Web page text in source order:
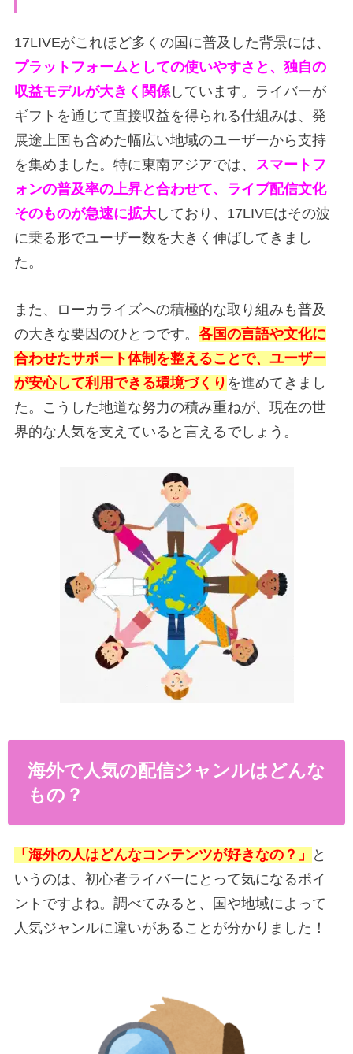
17LIVEがこれほど多くの国に普及した背景には、
プラットフォームとしての使いやすさと、独自の
収益モデルが大きく関係しています。ライバーが
ギフトを通じて直接収益を得られる仕組みは、発
展途上国も含めた幅広い地域のユーザーから支持
を集めました。特に東南アジアでは、 スマートフ
ォンの普及率の上昇と合わせて、ライブ配信文化
そのものが急速に拡大 しており、17LIVEはその波
に乗る形でユーザー数を大きく伸ばしてきまし
た。
また、ローカライズへの積極的な取り組みも普及
の大きな要因のひとつです。 各国の言語や文化に
合わせたサポート体制を整えることで、ユーザー
が安心して利用できる環境づくり を進めてきまし
た。こうした地道な努力の積み重ねが、現在の世
界的な人気を支えていると言えるでしょう。
海外で人気の配信ジャンルはどんな
もの？
「海外の人はどんなコンテンツが好きなの？」
と
いうのは、初心者ライバーにとって気になるポイ
ントですよね。調べてみると、国や地域によって
人気ジャンルに違いがあることが分かりました！